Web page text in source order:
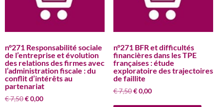
n°271 Responsabilité sociale
de l’entreprise et évolution
des relations des firmes avec
l’administration fiscale : du
conflit d’intérêts au
partenariat
€7,50Le
€0,00Le
n°271 BFR et difficultés
financières dans les TPE
françaises : étude
exploratoire des trajectoires
de faillite
€7,50 Le
€0,00Le